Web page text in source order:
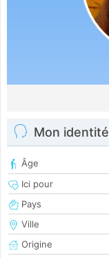
Mon identité
Âge
Ici pour
Pays
Ville
Origine